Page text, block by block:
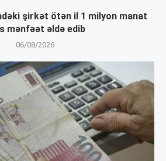
şirkət ötən il 1 milyon manat
mənfəət əldə edib
06/08/2026